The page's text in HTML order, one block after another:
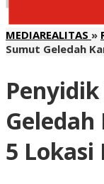
MEDIAREALITAS »
Sumut Geledah
Geledah
5 Lokasi